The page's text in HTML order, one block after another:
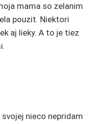
mama so zelanim
pouzit. Niektori
aj lieky. A to je tiez
nieco nepridam